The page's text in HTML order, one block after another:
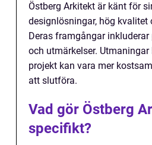
Östberg Arkitekt är känt för
designlösningar, hög kvalitet
Deras framgångar
och utmärkelser.
projekt kan vara mer
att slutföra.
Vad gör Östberg
specifikt?